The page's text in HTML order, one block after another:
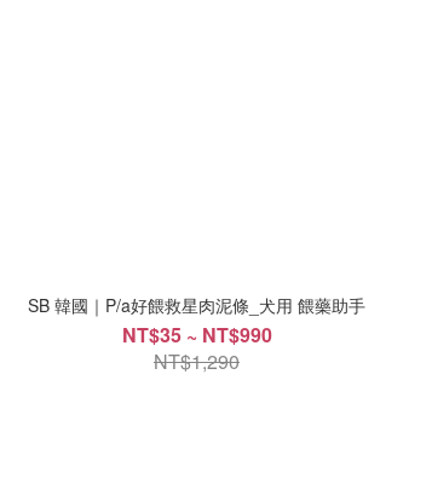
SB 韓國｜P/a好餵救星肉泥條_犬用 餵藥助手
NT$35 ~ NT$990
NT$1,290